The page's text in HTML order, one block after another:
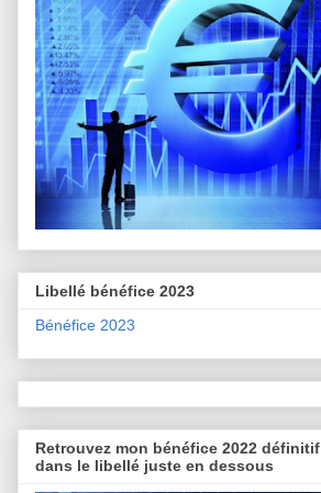
Libellé bénéfice 2023
Bénéfice 2023
Retrouvez mon bénéfice 2022 définitif
dans le libellé juste en dessous